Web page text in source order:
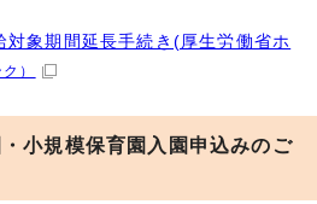
対象期間延長手続き(厚生労働省ホ
）
小規模保育園入園申込みのご